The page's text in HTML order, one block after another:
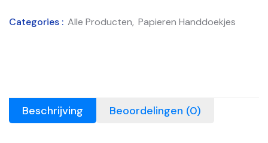
Categories : Alle Producten, Papieren Handdoekjes
Beschrijving Beoordelingen (0)